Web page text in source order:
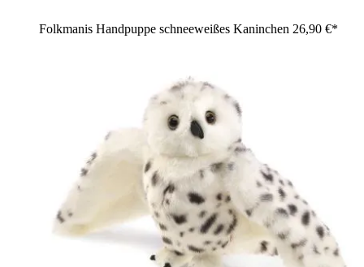
Folkmanis Handpuppe schneeweißes Kaninchen 26,90 €*